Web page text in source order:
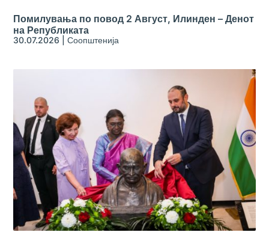
Помилувања по повод 2 Август, Илинден – Денот
на Републиката
30.07.2026 |Соопштенија